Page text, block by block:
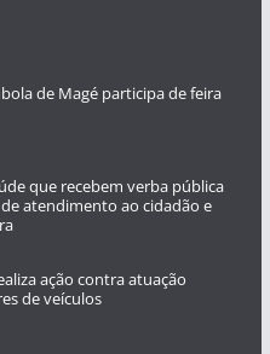
de Magé participa de feira
que recebem verba pública
atendimento ao cidadão e
ação contra atuação
de veículos